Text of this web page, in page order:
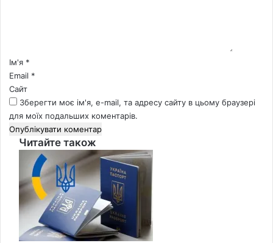
*Ім'я *
Email *
Сайт
Зберегти моє ім'я, e-mail, та адресу сайту в цьому браузері
для моїх подальших коментарів.
Читайте також
Close